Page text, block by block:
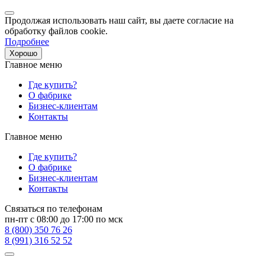
Продолжая использовать наш сайт, вы даете согласие на
обработку файлов cookie.
Подробнее
Хорошо
Главное меню
Где купить?
О фабрике
Бизнес-клиентам
Контакты
Главное меню
Где купить?
О фабрике
Бизнес-клиентам
Контакты
Связаться по телефонам
пн-пт с 08:00 до 17:00 по мск
8 (800) 350 76 26
8 (991) 316 52 52